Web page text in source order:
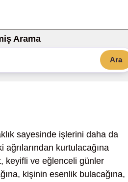
Arama
Ara
sayesinde işlerini daha da
kurtulacağına
keyifli ve eğlenceli günler
kişinin esenlik bulacağına,